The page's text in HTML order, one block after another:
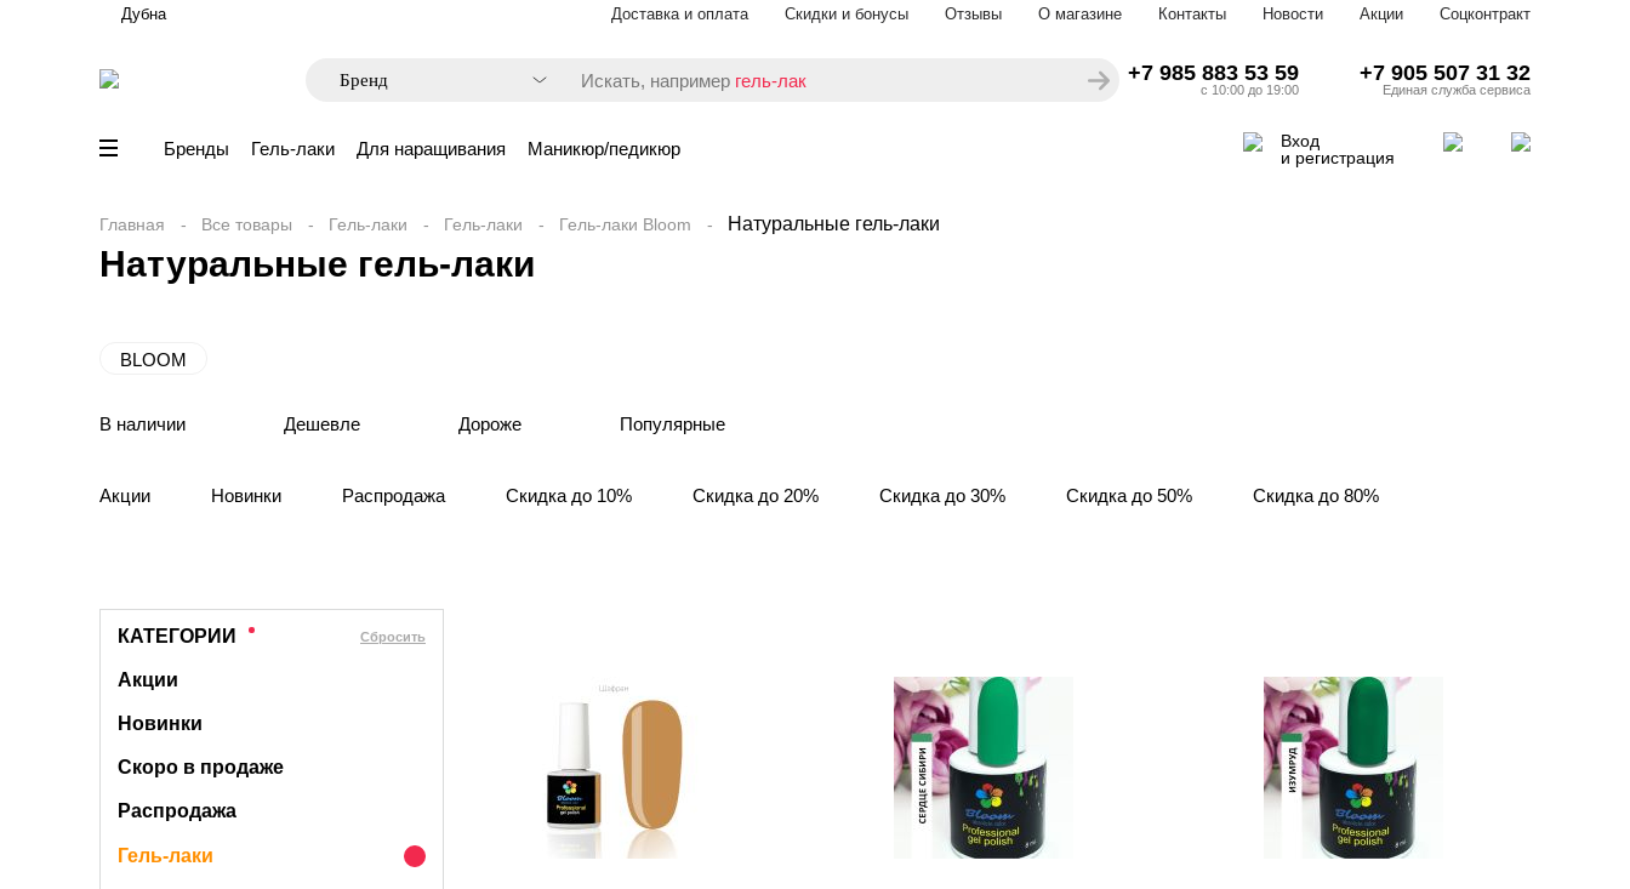
Дубна Доставка и оплата Скидки и бонусы Отзывы О магазине Контакты Новости Акции Соцконтракт
Искать, например гель-лак +7 985 883 53 59
с 10:00 до 19:00
+7 905 507 31 32
Единая служба сервиса
Бренды Гель-лаки Для наращивания Маникюр/педикюр
Вход
и регистрация
Главная Все товары Гель-лаки Гель-лаки Гель-лаки Bloom Натуральные гель-лаки
Натуральные гель-лаки
BLOOM
В наличии Дешевле Дороже Популярные
Акции Новинки Распродажа Скидка до 10% Скидка до 20% Скидка до 30% Скидка до 50% Скидка до 80%
КАТЕГОРИИ Cбросить
Акции
Новинки
Скоро в продаже
Распродажа
Гель-лаки